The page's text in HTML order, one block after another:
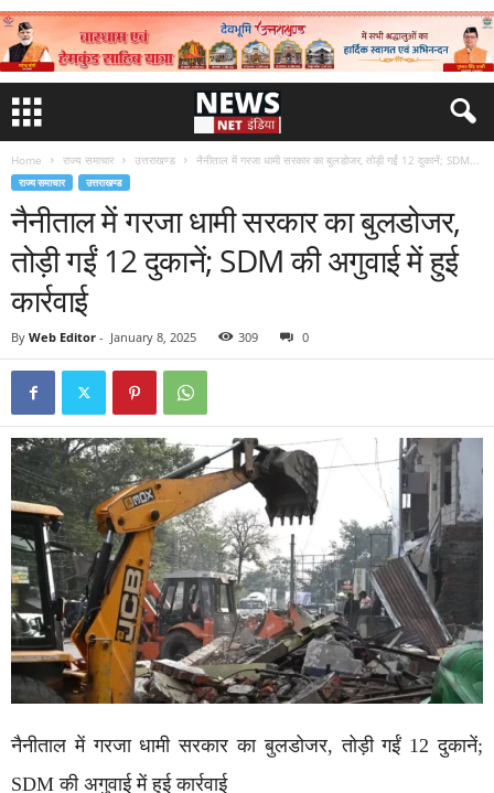
Home राज्य समाचार उत्तराखण्ड नैनीताल में गरजा धामी सरकार का बुलडोजर, तोड़ी गईं 12 दुकानें; SDM...
राज्य समाचार उत्तराखण्ड
नैनीताल में गरजा धामी सरकार का बुलडोजर,
तोड़ी गईं 12 दुकानें; SDM की अगुवाई में हुई
कार्रवाई
By Web Editor - January 8, 2025 309 0
नैनीताल में गरजा धामी सरकार का बुलडोजर, तोड़ी गईं 12 दुकानें;
SDM की अगुवाई में हुई कार्रवाई